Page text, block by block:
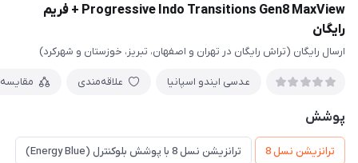
Progressive Indo Transitions Gen8 MaxView + فريم
رايگان
ارسال رایگان (تراش رایگان در تهران و اصفهان، تبریز، خوزستان و شهرکرد)
عدسی ایندو اسپانیا علاقه‌مندی مقایسه
پوشش
ترانزیشن نسل 8 ترانزیشن نسل 8 با پوشش بلوکنترل (Energy Blue)